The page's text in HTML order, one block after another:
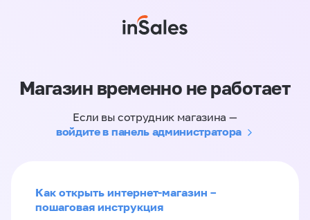
Магазин временно не работает
Если вы сотрудник магазина —
войдите в панель администратора
Как открыть интернет-магазин –
пошаговая инструкция